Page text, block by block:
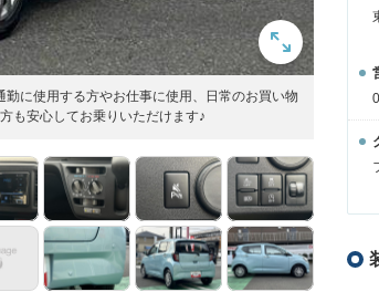
に使用する方やお仕事に使用、日常のお買い物
も安心してお乗りいただけます♪